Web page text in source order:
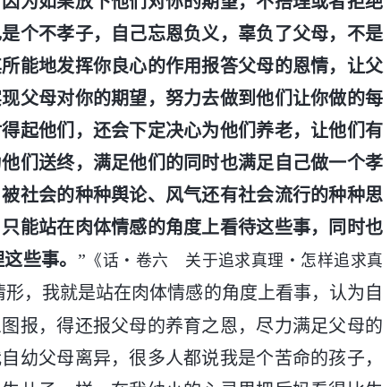
个不孝子，自己忘恩负义，辜负了父母，不是
能地发挥你良心的作用报答父母的恩情，让父
父母对你的期望，努力去做到他们让你做的每
起他们，还会下定决心为他们养老，让他们有
们送终，满足他们的同时也满足自己做一个孝
社会的种种舆论、风气还有社会流行的种种思
能站在肉体情感的角度上看待这些事，同时也
些事。 ” 《话・卷六 关于追求真理・怎样追求真
，我就是站在肉体情感的角度上看事，认为自
报，得还报父母的养育之恩，尽力满足父母的
幼父母离异，很多人都说我是个苦命的孩子，